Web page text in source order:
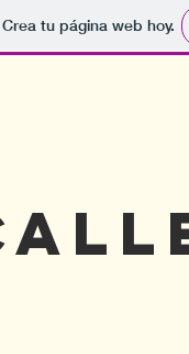
tu página web hoy.